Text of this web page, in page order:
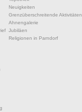
Neuigkeiten
Grenzüberschreitende Aktivitäten
Ahnengalerie
Jubiläen
Religionen in Parndorf